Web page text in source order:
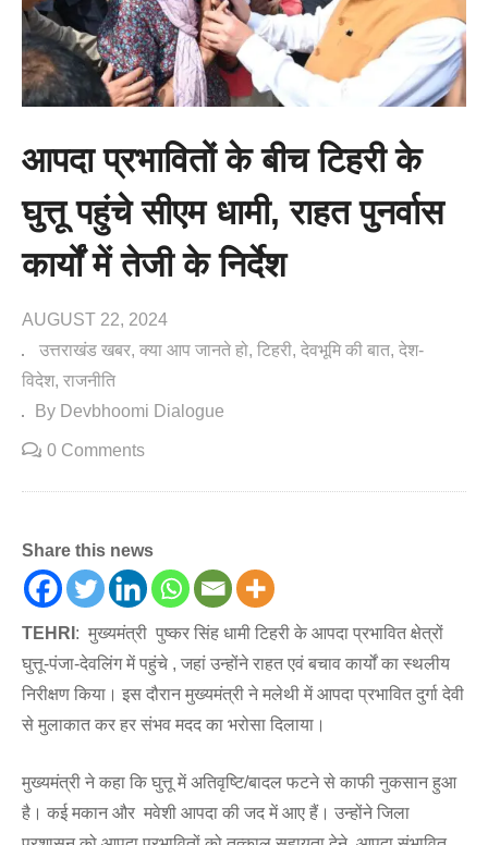
आपदा प्रभावितों के बीच टिहरी के
घुत्तू पहुंचे सीएम धामी, राहत पुनर्वास
कार्यों में तेजी के निर्देश
AUGUST 22, 2024
उत्तराखंड खबर क्या आप जानते हो टिहरी देवभूमि की बात देश-
विदेश राजनीति
By Devbhoomi Dialogue
0 Comments
Share this news
TEHRI : मुख्यमंत्री पुष्कर सिंह धामी टिहरी के आपदा प्रभावित क्षेत्रों
घुत्तू-पंजा-देवलिंग में पहुंचे , जहां उन्होंने राहत एवं बचाव कार्यों का स्थलीय
निरीक्षण किया। इस दौरान मुख्यमंत्री ने मलेथी में आपदा प्रभावित दुर्गा देवी
से मुलाकात कर हर संभव मदद का भरोसा दिलाया।
मुख्यमंत्री ने कहा कि घुत्तू में अतिवृष्टि/बादल फटने से काफी नुकसान हुआ
है। कई मकान और मवेशी आपदा की जद में आए हैं। उन्होंने जिला